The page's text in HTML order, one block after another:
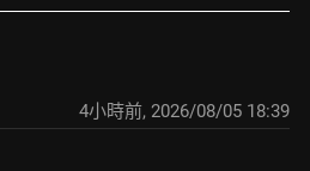
4小時前, 2026/08/05 18:39